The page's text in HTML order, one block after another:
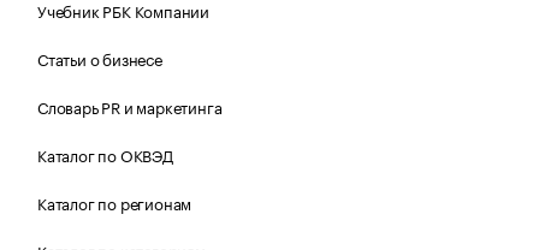
Учебник РБК Компании
Статьи о бизнесе
Словарь PR и маркетинга
Каталог по ОКВЭД
Каталог по регионам